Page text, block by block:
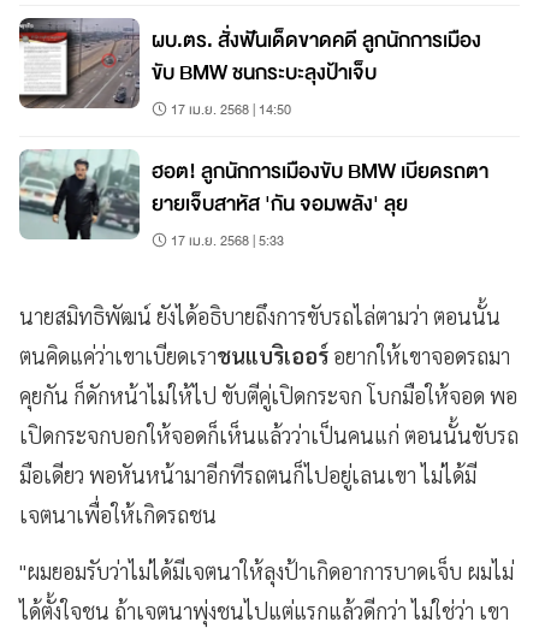
ผบ.ตร. สั่งฟันเด็ดขาดคดี ลูกนักการเมือง
ขับ BMW ชนกระบะลุงป้าเจ็บ
17 เม.ย. 2568 | 14:50
ฮอต! ลูกนักการเมืองขับ BMW เบียดรถตา
ยายเจ็บสาหัส 'กัน จอมพลัง' ลุย
17 เม.ย. 2568 | 5:33
นายสมิทธิพัฒน์ ยังได้อธิบายถึงการขับรถไล่ตามว่า ตอนนั้น
ตนคิดแค่ว่าเขาเบียดเราชนแบริเออร์ อยากให้เขาจอดรถมา
คุยกัน ก็ดักหน้าไม่ให้ไป ขับตีคู่เปิดกระจก โบกมือให้จอด พอ
เปิดกระจกบอกให้จอดก็เห็นแล้วว่าเป็นคนแก่ ตอนนั้นขับรถ
มือเดียว พอหันหน้ามาอีกทีรถตนก็ไปอยู่เลนเขา ไม่ได้มี
เจตนาเพื่อให้เกิดรถชน
"ผมยอมรับว่าไม่ได้มีเจตนาให้ลุงป้าเกิดอาการบาดเจ็บ ผมไม่
ได้ตั้งใจชน ถ้าเจตนาพุ่งชนไปแต่แรกแล้วดีกว่า ไม่ใช่ว่า เขา